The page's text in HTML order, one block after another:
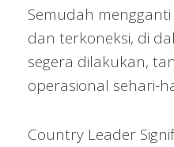
Semudah
dan terkoneksi, di
segera dilakukan,
operasional sehari-
Country Leader